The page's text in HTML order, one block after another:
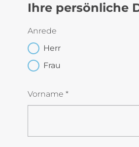
Ihre persönliche
Anrede
Herr
Frau
Vorname *